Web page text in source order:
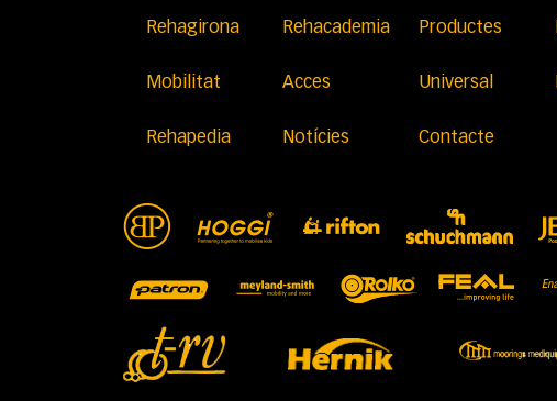
Rehagirona Rehacademia Productes
Mobilitat Acces Universal
Rehapedia Notícies Contacte